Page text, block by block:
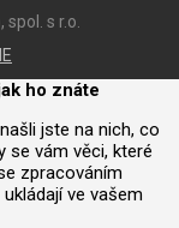
s r.o.
ho znáte
jste na nich, co
se vám věci, které
zpracováním
ve vašem